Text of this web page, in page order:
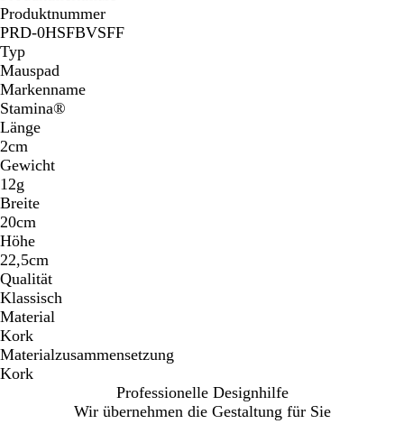
Produktnummer
PRD-0HSFBVSFF
Typ
Mauspad
Markenname
Stamina®
Länge
2cm
Gewicht
12g
Breite
20cm
Höhe
22,5cm
Qualität
Klassisch
Material
Kork
Materialzusammensetzung
Kork
Professionelle Designhilfe
Wir übernehmen die Gestaltung für Sie